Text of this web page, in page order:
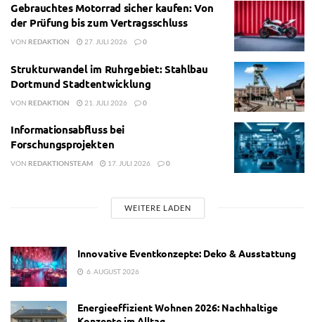
Gebrauchtes Motorrad sicher kaufen: Von
der Prüfung bis zum Vertragsschluss
VON REDAKTION 27. JULI 2026 0
Strukturwandel im Ruhrgebiet: Stahlbau
Dortmund Stadtentwicklung
VON REDAKTION 21. JULI 2026 0
Informationsabfluss bei
Forschungsprojekten
VON REDAKTIONSTEAM 17. JULI 2026 0
WEITERE LADEN
Innovative Eventkonzepte: Deko & Ausstattung
6. AUGUST 2026
Energieeffizient Wohnen 2026: Nachhaltige